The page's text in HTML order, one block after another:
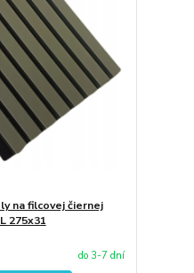
na filcovej čiernej
275x31
do 3-7 dní